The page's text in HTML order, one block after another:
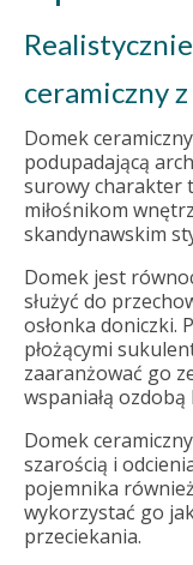
ceramiczny
Domek
podupadającą
surowy charakter
miłośnikom
skandynawskim
Domek jest
służyć do
osłonka doniczki.
płożącymi
zaaranżować go
wspaniałą ozdobą
Domek
szarością i
pojemnika
wykorzystać go
przeciekania.